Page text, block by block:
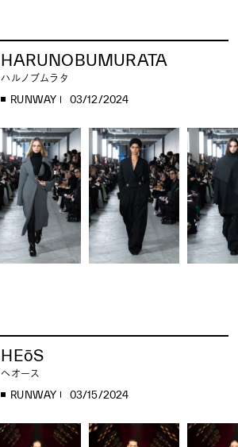
HARUNOBUMURATA
ハルノブムラタ
RUNWAY 03/12/2024
HEōS
へオース
RUNWAY 03/15/2024